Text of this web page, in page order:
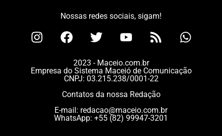
Nossas redes sociais, sigam!
2023 - Maceio.com.br
Empresa do Sistema Maceió de Comunicação
CNPJ: 03.215.238/0001-22
Contatos da nossa Redação
E-mail: redacao@maceio.com.br
WhatsApp: +55 (82) 99947-3201